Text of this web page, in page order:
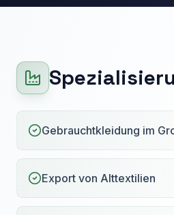
Gebrauchtkleidung im
Export von Alttextilien